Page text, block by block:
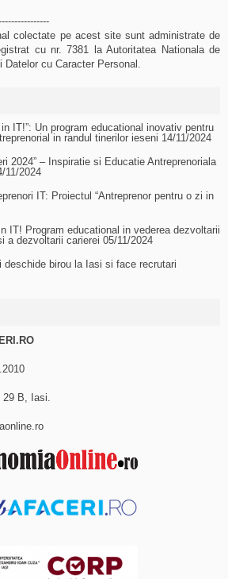
colectate pe acest site sunt administrate de
cu nr. 7381 la Autoritatea Nationala de
Datelor cu Caracter Personal.
IT!”: Un program educational inovativ pentru
in randul tinerilor ieseni 14/11/2024
2024” – Inspiratie si Educatie Antreprenoriala
11/2024
IT: Proiectul “Antreprenor pentru o zi in
IT! Program educational in vederea dezvoltarii
a dezvoltarii carierei 05/11/2024
birou la Iasi si face recrutari
29 B, Iasi.